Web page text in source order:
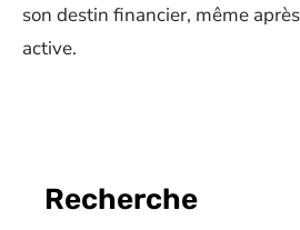
son destin financier, même
active.
Recherche